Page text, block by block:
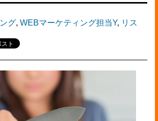
グ, WEBマーケティング担当Y, リス